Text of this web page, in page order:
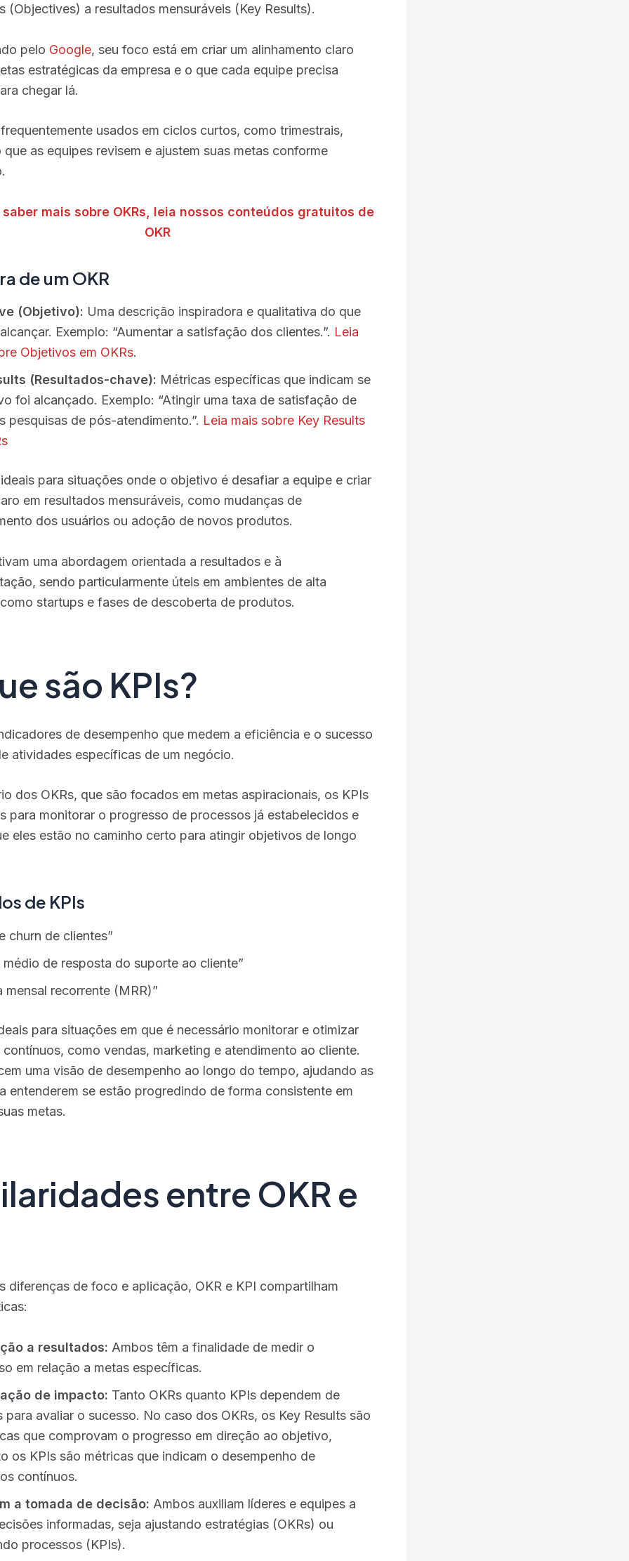
(Objectives) a resultados mensuráveis (Key Results).
pelo Google, seu foco está em criar um alinhamento claro
estratégicas da empresa e o que cada equipe precisa
chegar lá​​.
usados em ciclos curtos, como trimestrais,
as equipes revisem e ajustem suas metas conforme
mais sobre OKRs, leia nossos conteúdos gratuitos de
OKR
de um OKR
(Objetivo): Uma descrição inspiradora e qualitativa do que
Exemplo: “Aumentar a satisfação dos clientes.”. Leia
Objetivos em OKRs.
(Resultados-chave): Métricas específicas que indicam se
foi alcançado. Exemplo: “Atingir uma taxa de satisfação de
pesquisas de pós-atendimento.”. Leia mais sobre Key Results
para situações onde o objetivo é desafiar a equipe e criar
em resultados mensuráveis, como mudanças de
dos usuários ou adoção de novos produtos​.
uma abordagem orientada a resultados e à
sendo particularmente úteis em ambientes de alta
startups e fases de descoberta de produtos​.
são KPIs?
de desempenho que medem a eficiência e o sucesso
atividades específicas de um negócio.
dos OKRs, que são focados em metas aspiracionais, os KPIs
para monitorar o progresso de processos já estabelecidos e
eles estão no caminho certo para atingir objetivos de longo
de KPIs
churn de clientes”
médio de resposta do suporte ao cliente”
mensal recorrente (MRR)”
para situações em que é necessário monitorar e otimizar
como vendas, marketing e atendimento ao cliente.
uma visão de desempenho ao longo do tempo, ajudando as
entenderem se estão progredindo de forma consistente em
metas​.
entre OKR e
diferenças de foco e aplicação, OKR e KPI compartilham
a resultados: Ambos têm a finalidade de medir o
em relação a metas específicas.
de impacto: Tanto OKRs quanto KPIs dependem de
para avaliar o sucesso. No caso dos OKRs, os Key Results são
que comprovam o progresso em direção ao objetivo,
os KPIs são métricas que indicam o desempenho de
contínuos.
a tomada de decisão: Ambos auxiliam líderes e equipes a
informadas, seja ajustando estratégias (OKRs) ou
processos (KPIs).